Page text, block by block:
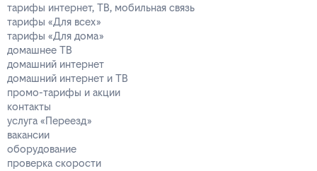
тарифы интернет, ТВ, мобильная связь
тарифы «Для всех»
тарифы «Для дома»
домашнее ТВ
домашний интернет
домашний интернет и ТВ
промо-тарифы и акции
контакты
услуга «Переезд»
вакансии
оборудование
проверка скорости